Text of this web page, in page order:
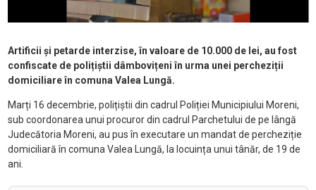
Artificii și petarde interzise, în valoare de 10.000 de lei, au fost
confiscate de polițiștii dâmbovițeni în urma unei percheziții
domiciliare în comuna Valea Lungă.
Marți 16 decembrie, polițiștii din cadrul Poliției Municipiului Moreni,
sub coordonarea unui procuror din cadrul Parchetului de pe lângă
Judecătoria Moreni, au pus în executare un mandat de percheziție
domiciliară în comuna Valea Lungă, la locuința unui tânăr, de 19 de
ani.